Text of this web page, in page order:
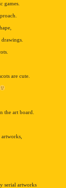
games.
are cute.
the art board.
serial artworks